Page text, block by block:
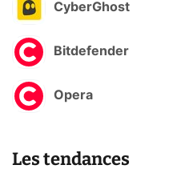
CyberGhost
Bitdefender
Opera
Les tendances